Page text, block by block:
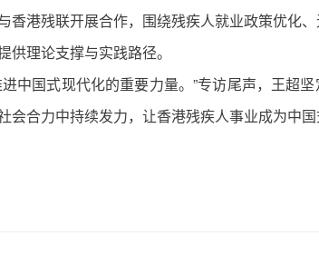
香港残联开展合作，围绕残疾人就业政策优化
供理论支撑与实践路径。
中国式现代化的重要力量。”专访尾声，王超
会合力中持续发力，让香港残疾人事业成为中